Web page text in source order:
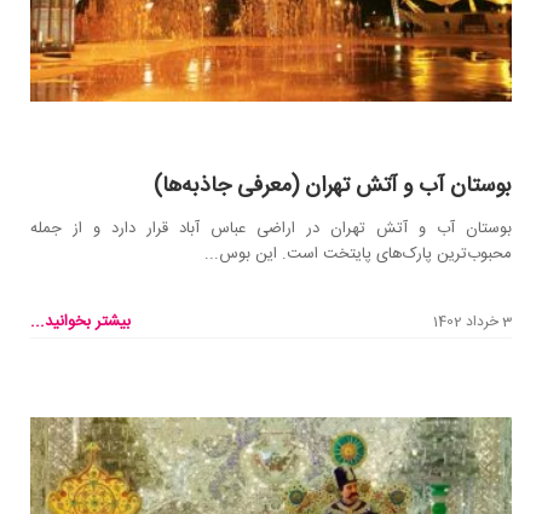
بوستان آب و آتش تهران (معرفی جاذبه‌ها)
بوستان آب و آتش تهران در اراضی عباس آباد قرار دارد و از جمله
محبوب‌ترین پارک‌های پایتخت است. این بوس...
3 خرداد 1402 بیشتر بخوانید...